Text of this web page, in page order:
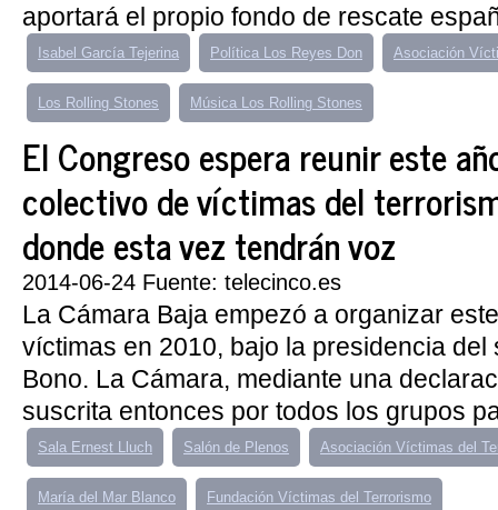
aportará el propio fondo de rescate
Isabel García Tejerina Política Los Reyes Don Asociación
Los Rolling Stones Música Los Rolling Stones
El Congreso espera reunir este
colectivo de víctimas del
donde esta vez tendrán voz
2014-06-24 Fuente: telecinco.es
La Cámara Baja empezó a organizar
víctimas en 2010, bajo la presidencia del
Bono. La Cámara, mediante una
suscrita entonces por todos los grupos
Sala Ernest Lluch Salón de Plenos Asociación Víctimas del
María del Mar Blanco Fundación Víctimas del Terrorismo